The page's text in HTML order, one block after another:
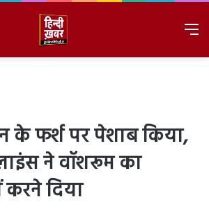
के फर्श पर पेशाब किया,
ने वॉशरूम का
करने दिया